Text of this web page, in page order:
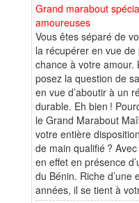
Grand marabout
amoureuses
Vous êtes séparé de
la récupérer en vue
chance à votre amour.
posez la question de
en vue d’aboutir à un
durable. Eh bien !
le Grand Marabout
votre entière
de main qualifié ?
en effet en présence
du Bénin. Riche d’une
années, il se tient à